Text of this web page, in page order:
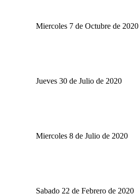
Miercoles 7 de Octubre de 2020
Jueves 30 de Julio de 2020
Miercoles 8 de Julio de 2020
Sabado 22 de Febrero de 2020